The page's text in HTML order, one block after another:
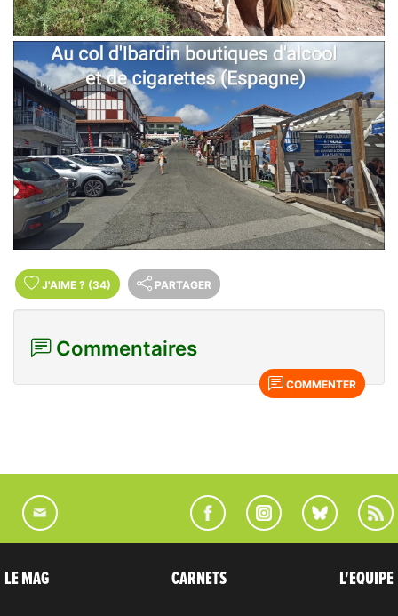
J'AIME ? (34) PARTAGER
Commentaires
COMMENTER
LE MAG CARNETS L'EQUIPE